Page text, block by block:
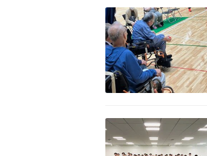
報
メ
デ
ィ
ア